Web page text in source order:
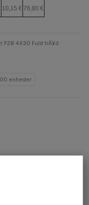
10,15 € 76,80 €
4X30 Fuld trÃ¥d
enheder